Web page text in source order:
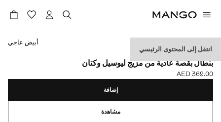
انتقل إلى المحتوى الرئيسي
متوفر حصريًا عبر الإنترنت
بنطال بقصة عادية من مزيج ليوسيل وكتان
السعر الحالي [AED 369.00 ]
AED 369.00
حدد اللون
أبيض عاجي
إضافة
مشاهدة